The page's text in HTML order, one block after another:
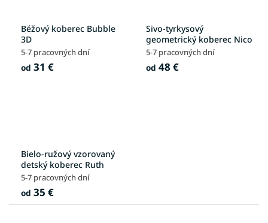
Béžový koberec Bubble
3D
5-7 pracovných dní
od 31 €
Sivo-tyrkysový
geometrický koberec Nico
5-7 pracovných dní
od 48 €
Bielo-ružový vzorovaný
detský koberec Ruth
5-7 pracovných dní
od 35 €